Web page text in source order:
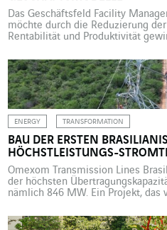
Das Geschäftsfeld Facility
möchte durch die Reduzierung
Rentabilität und Produktivität
integriert. Erläuterungen von
Facility Management in der
VINCI Energies Frankreich. Die
sich viele große […]
ENERGY TRANSFORMATION
BAU DER ERSTEN
HÖCHSTLEISTUNGS-
Omexom Transmission Lines
der höchsten
nämlich 846 MW. Ein Projekt, das
sozialem Engagement geprägt
Windenergiekomplex Serra do